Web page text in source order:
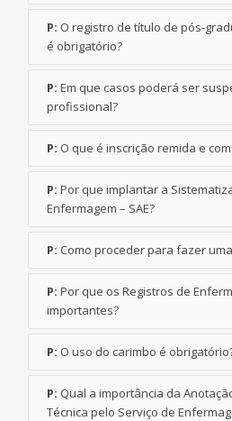
P: O registro de título de pós-
é obrigatório?
P: Em que casos poderá ser
profissional?
P: O que é inscrição remida e
P: Por que implantar a
Enfermagem – SAE?
P: Como proceder para fazer
P: Por que os Registros de
importantes?
P: O uso do carimbo é
P: Qual a importância da
Técnica pelo Serviço de